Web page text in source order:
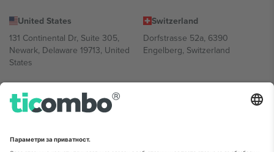
United States
131 Continental Dr, Suite 305,
Newark, Delaware 19713, United
States
Switzerland
Dorfstrasse 52a, 6390
Engelberg, Switzerland
Bulgaria
Regus Sofia City West, bul
UAE Dubai Silicon Oasis, DDP